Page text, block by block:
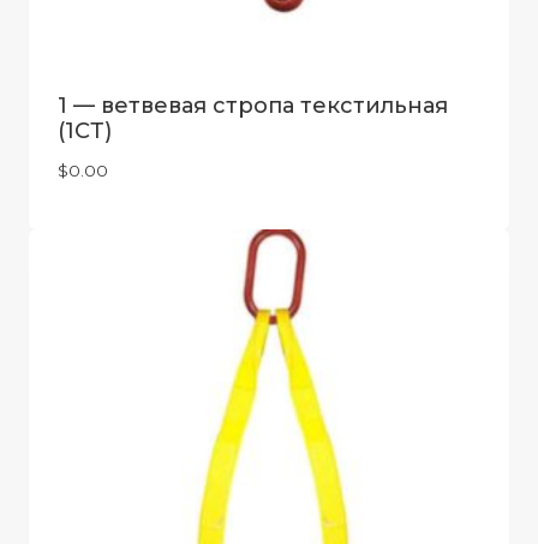
1 — ветвевая стропа текстильная
(1СТ)
$0.00